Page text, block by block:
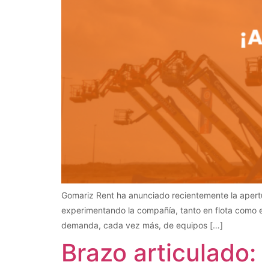
Gomariz Rent ha anunciado recientemente la
experimentando la compañía, tanto en flota como
demanda, cada vez más, de equipos […]
Brazo